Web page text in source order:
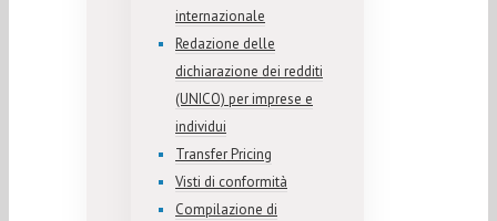
internazionale
Redazione delle
dichiarazione dei redditi
(UNICO) per imprese e
individui
Transfer Pricing
Visti di conformità
Compilazione di